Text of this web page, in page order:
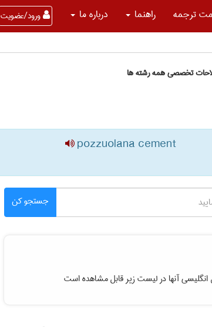
ترجمه راهنما درباره ما ورود/عضویت
تخصصی همه رشته ها
pozzuolana cement
جستجو کن
انگلیسی آنها در لیست زیر قابل مشاهده است